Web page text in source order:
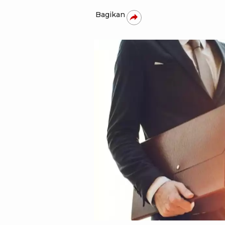
Bagikan
Freepik/rawpixel